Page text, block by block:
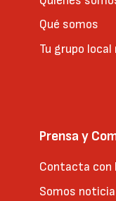
Qué somos
Tu grupo
Prensa y
Contacta con
Somos noticia